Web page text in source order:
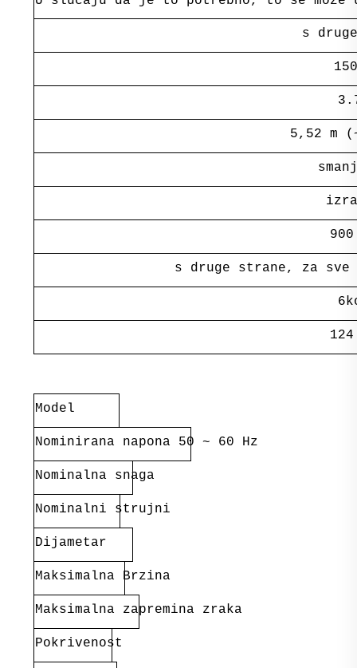
s
5,52 m
900
s druge strane, za
Model
Nominirana napona 50 ~ 60 Hz
Nominalna snaga
Nominalni strujni
Dijametar
Maksimalna Brzina
Maksimalna zapremina zraka
Pokrivenost